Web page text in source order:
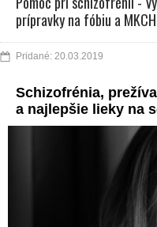
prípravky na fóbiu a
Pridané: 20.03.2019
Schizofrénia,
a najlepšie lieky na